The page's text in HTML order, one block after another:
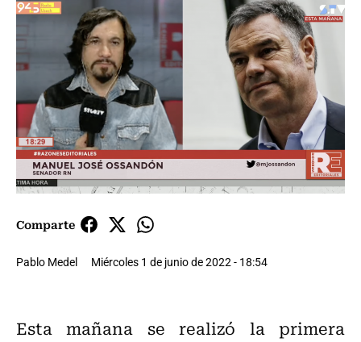
Comparte
Pablo Medel Miércoles 1 de junio de 2022 - 18:54
Esta mañana se realizó la primera